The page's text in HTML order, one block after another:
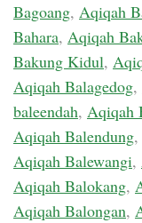
Bagoang, Aqiqah
Bahara, Aqiqah
Bakung Kidul,
Aqiqah Balagedog,
baleendah, Aqiqah
Aqiqah Balendung,
Aqiqah Balewangi,
Aqiqah Balokang,
Aqiqah Balongan,